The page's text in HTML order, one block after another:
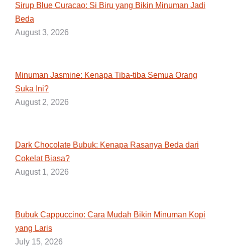
Sirup Blue Curacao: Si Biru yang Bikin Minuman Jadi
Beda
August 3, 2026
Minuman Jasmine: Kenapa Tiba-tiba Semua Orang
Suka Ini?
August 2, 2026
Dark Chocolate Bubuk: Kenapa Rasanya Beda dari
Cokelat Biasa?
August 1, 2026
Bubuk Cappuccino: Cara Mudah Bikin Minuman Kopi
yang Laris
July 15, 2026